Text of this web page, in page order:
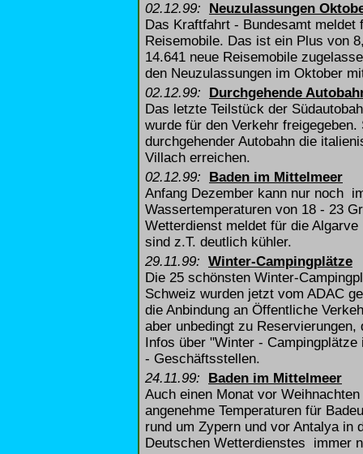
02.12.99:
Neuzulassungen
Das Kraftfahrt - Bundesamt
Reisemobile. Das ist ein Plus von
14.641 neue Reisemobile
den Neuzulassungen im Oktober
02.12.99:
Durchgehende
Das letzte Teilstück der
wurde für den Verkehr
durchgehender Autobahn die
Villach erreichen.
02.12.99:
Baden im Mittelmeer
Anfang Dezember kann nur noch
Wassertemperaturen von 18 - 23
Wetterdienst meldet für die
sind z.T. deutlich kühler.
29.11.99: Winter-Campingplätze
Die 25 schönsten Winter-
Schweiz wurden jetzt vom ADAC
die Anbindung an Öffentliche
aber unbedingt zu
Infos über "Winter -
- Geschäftsstellen.
24.11.99:
Baden im Mittelmeer
Auch einen Monat vor
angenehme Temperaturen für
rund um Zypern und vor Antalya in
Deutschen Wetterdienstes immer